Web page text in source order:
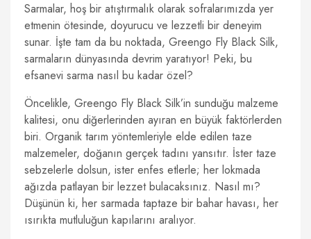
Sarmalar, hoş bir atıştırmalık olarak sofralarımızda yer
etmenin ötesinde, doyurucu ve lezzetli bir deneyim
sunar. İşte tam da bu noktada, Greengo Fly Black Silk,
sarmaların dünyasında devrim yaratıyor! Peki, bu
efsanevi sarma nasıl bu kadar özel?
Öncelikle, Greengo Fly Black Silk’in sunduğu malzeme
kalitesi, onu diğerlerinden ayıran en büyük faktörlerden
biri. Organik tarım yöntemleriyle elde edilen taze
malzemeler, doğanın gerçek tadını yansıtır. İster taze
sebzelerle dolsun, ister enfes etlerle; her lokmada
ağızda patlayan bir lezzet bulacaksınız. Nasıl mı?
Düşünün ki, her sarmada taptaze bir bahar havası, her
ısırıkta mutluluğun kapılarını aralıyor.